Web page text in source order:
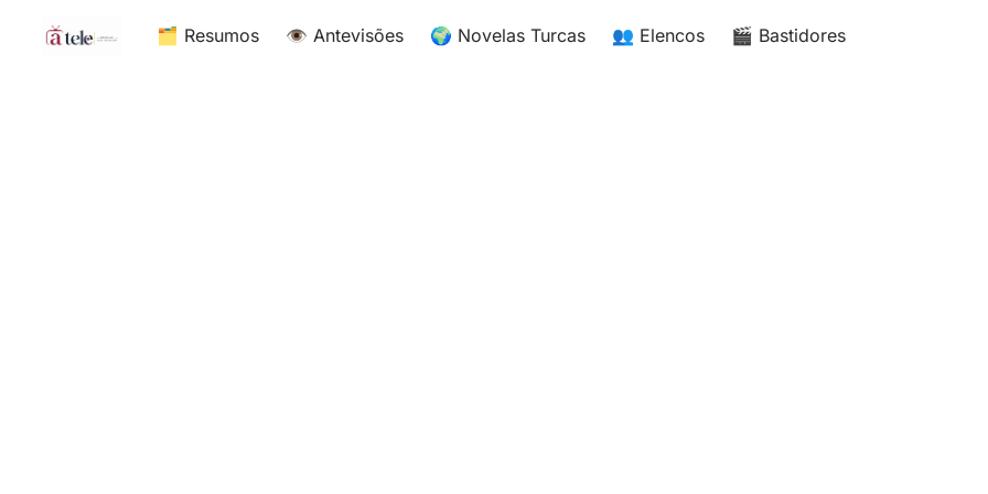
🗂 Resumos 👁 Antevisões 🌍 Novelas Turcas 👥 Elencos 🎬 Bastidores